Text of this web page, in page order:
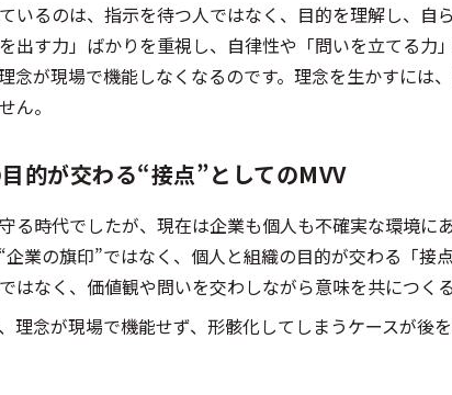
いるのは、指示を待つ人ではなく、目的を理解し、自
出す力」ばかりを重視し、自律性や「問いを立てる力
念が現場で機能しなくなるのです。理念を生かすには
ん。
的が交わる“接点”としてのMVV
る時代でしたが、現在は企業も個人も不確実な環境に
企業の旗印”ではなく、個人と組織の目的が交わる「
はなく、価値観や問いを交わしながら意味を共につく
理念が現場で機能せず、形骸化してしまうケースが後